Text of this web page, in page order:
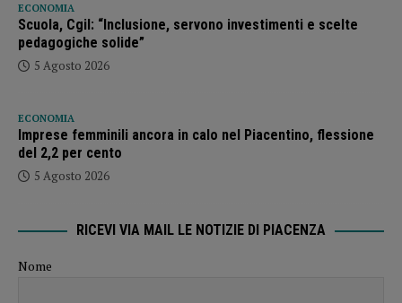
ECONOMIA
Scuola, Cgil: “Inclusione, servono investimenti e scelte
pedagogiche solide”
5 Agosto 2026
ECONOMIA
Imprese femminili ancora in calo nel Piacentino, flessione
del 2,2 per cento
5 Agosto 2026
RICEVI VIA MAIL LE NOTIZIE DI PIACENZA
Nome